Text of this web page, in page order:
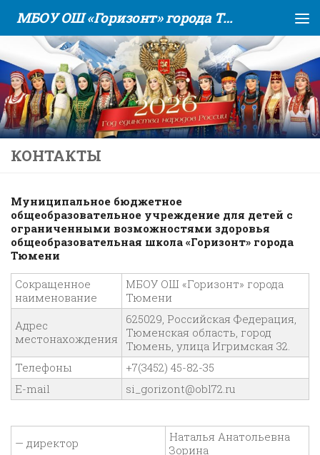
Skip to content МБОУ ОШ «Горизонт» города Тюмени
КОНТАКТЫ
Муниципальное бюджетное
общеобразовательное учреждение для детей с
ограниченными возможностями здоровья
общеобразовательная школа «Горизонт» города
Тюмени
Сокращенное
наименование
МБОУ ОШ «Горизонт» города
Тюмени
Адрес
местонахождения
625029, Российская Федерация,
Тюменская область, город
Тюмень, улица Игримская 32.
Телефоны
+7(3452) 45-82-35
E-mail
si_gorizont@obl72.ru
— директор
Наталья Анатольевна
Зорина